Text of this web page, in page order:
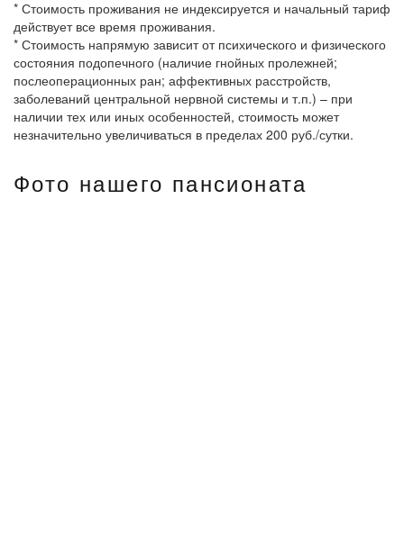
* Стоимость проживания не индексируется и начальный тариф
действует все время проживания.
* Стоимость напрямую зависит от психического и физического
состояния подопечного (наличие гнойных пролежней;
послеоперационных ран; аффективных расстройств,
заболеваний центральной нервной системы и т.п.) – при
наличии тех или иных особенностей, стоимость может
незначительно увеличиваться в пределах 200 руб./сутки.
Фото нашего пансионата